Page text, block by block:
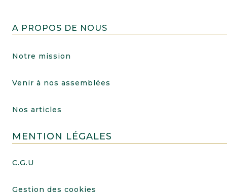
A PROPOS DE NOUS
Notre mission
Venir à nos assemblées
Nos articles
MENTION LÉGALES
C.G.U
Gestion des cookies